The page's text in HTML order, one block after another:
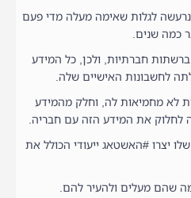
(שם בדוי), בת ה-11, נרעשה לגלות שאימה מעלה מדי פעם
כמה שנים.
ברשתות חברתיות, ולכן, כל המידע
לחשבונות האישיים שלה.
לא מחמיאות לה, וחלק מהמידע
לחלוק את המידע הזה עם חבריה.
שלו יצרו #האשטאג ייעודי הכולל את
שהם מעלים ולהעיר להם.